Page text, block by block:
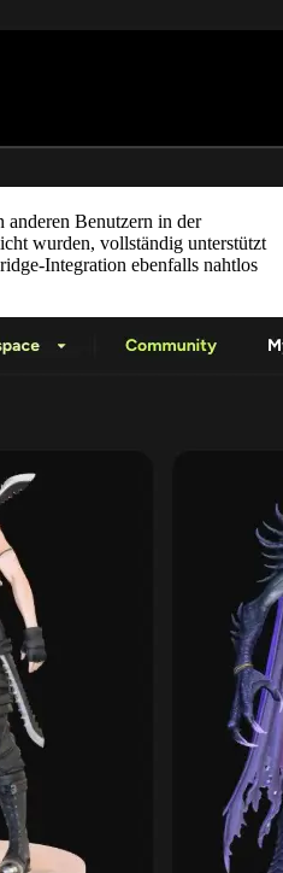
Benutzern in der
wurden, vollständig unterstützt
Integration ebenfalls nahtlos